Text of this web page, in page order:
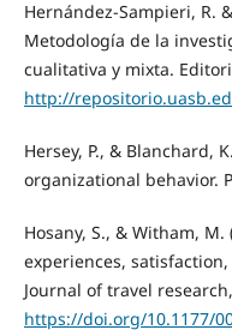
Hernández-Sampieri, R.
Metodología de la
cualitativa y mixta.
http://
Hersey, P., & Blanchard,
organizational behavior.
Hosany, S., & Witham,
experiences,
Journal of travel
https://doi.org/10.1177/